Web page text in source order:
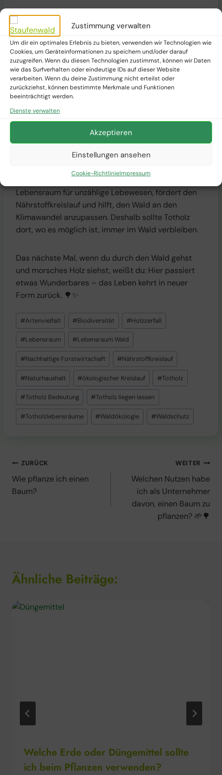
Zustimmung verwalten
Um dir ein optimales Erlebnis zu bieten, verwenden wir Technologien wie
Cookies, um Geräteinformationen zu speichern und/oder darauf
zuzugreifen. Wenn du diesen Technologien zustimmst, können wir Daten
wie das Surfverhalten oder eindeutige IDs auf dieser Website
verarbeiten. Wenn du deine Zustimmung nicht erteilst oder
zurückziehst, können bestimmte Merkmale und Funktionen
beeinträchtigt werden.
Dienste verwalten
Akzeptieren
Einstellungen ansehen
Cookie-RichtlinieImpressum
Ein naturnaher Wald sollte mindestens
Kubikmeter Totholz pro Hektarenthalten. In
manchen Urwäldern liegt dieser Wert sogar deutlich
höher. Der Schutz von Totholz wird zunehmend als
wichtiger Beitrag zumErhalt der Biodiversität
anerkannt.
Fazit: Totholz ist kein Abfall,
sondern ein Schatz der Natur
stirbt – im Gegenteil! Als Totholz wird er zum
Lebensraum für unzählige Lebewesen, fördert den
Nährstoffkreislauf und hilft, den Wald an den
Klimawandel anzupassen. Deshalb sollte Totholz
dort, wo es möglich ist, immer im Wald verbleiben.
Das nächste Mal, wenn du durch den Wald gehst
und morsches Holz siehst, weißt du: Hier passiert
etwas Wunderbares – das Leben kehrt in neuer
Form zurück. 🌳✨
Schlagworte:
#Artenvielfalt #Biodiversität #Holzzerfall
#Lebensraum #Lebensraum Wald
#Nachhaltige Forstwirtschaft #Nährstoffkreislauf
#Naturhaushalt #ökologischer Kreislauf #Totholz
#Totholz Bedeutung #Totholz liegen lassen
#Totholzlebensräume #Waldökologie #Waldschutz
Beitragsnavigation
ZURÜCK
Wie pflanze ich einen
Baum?
WEITER
Welchen Nutzen habe
ich als Unternehmer
davon, einen Baum zu
pflanzen? 🌱🌳
Ähnliche Beiträge:
Welche Erde oder Düngemittel sollte
ich beim Pflanzen verwenden?